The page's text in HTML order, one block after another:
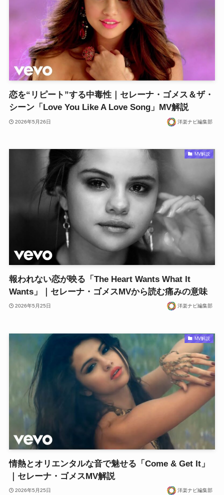
恋を“リピート”する中毒性｜セレーナ・ゴメス＆ザ・
シーン「Love You Like A Love Song」MV解説
2026年5月26日 洋楽ナビ編集部
MV解説
報われない恋が映る「The Heart Wants What It
Wants」｜セレーナ・ゴメスMVから読む痛みの意味
2026年5月25日 洋楽ナビ編集部
MV解説
情熱とオリエンタルな音で魅せる「Come & Get It」
｜セレーナ・ゴメスMV解説
2026年5月25日 洋楽ナビ編集部